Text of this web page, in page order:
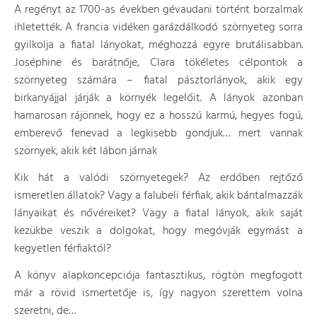
A regényt az 1700-as években gévaudani történt borzalmak
ihletették. A francia vidéken garázdálkodó szörnyeteg sorra
gyilkolja a fiatal lányokat, méghozzá egyre brutálisabban.
Joséphine és barátnője, Clara tökéletes célpontok a
szörnyeteg számára – fiatal pásztorlányok, akik egy
birkanyájjal járják a környék legelőit. A lányok azonban
hamarosan rájönnek, hogy ez a hosszú karmú, hegyes fogú,
emberevő fenevad a legkisebb gondjuk… mert vannak
szörnyek, akik két lábon járnak
Kik hát a valódi szörnyetegek? Az erdőben rejtőző
ismeretlen állatok? Vagy a falubeli férfiak, akik bántalmazzák
lányaikat és nővéreiket? Vagy a fiatal lányok, akik saját
kezükbe veszik a dolgokat, hogy megóvják egymást a
kegyetlen férfiaktól?
A könyv alapkoncepciója fantasztikus, rögtön megfogott
már a rövid ismertetője is, így nagyon szerettem volna
szeretni, de…